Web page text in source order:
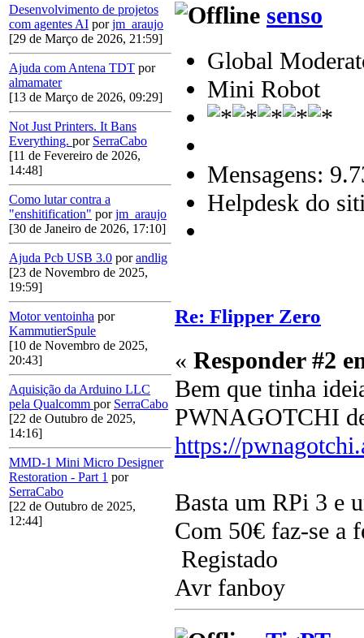
Desenvolvimento de projetos
com agentes AI porjm_araujo
[29 de Março de 2026, 21:59]
Ajuda com Antena TDT por
almamater
[13 de Março de 2026, 09:29]
Not Just Printers. It Bans
Everything. por SerraCabo
[11 de Fevereiro de 2026,
14:48]
Como lutar contra a
"enshitification" porjm_araujo
[30 de Janeiro de 2026, 17:10]
Ajuda Pcb USB 3.0 porandlig
[23 de Novembro de 2025,
19:59]
Motor ventoinha por
KammutierSpule
[10 de Novembro de 2025,
20:43]
Aquisição da Arduino LLC
pela Qualcomm por SerraCabo
[22 de Outubro de 2025,
14:16]
MMD-1 Mini Micro Designer
Restoration - Part 1 por
SerraCabo
[22 de Outubro de 2025,
12:44]
senso
Global
Mini Robot
Mensagens:
Helpdesk do
Re: Flipper Zero
« Responder #2
Bem que tinha
PWNAGOTCHI
https://
Basta um RPi 3 e
Com 50€ faz-se a
Registado
Avr fanboy